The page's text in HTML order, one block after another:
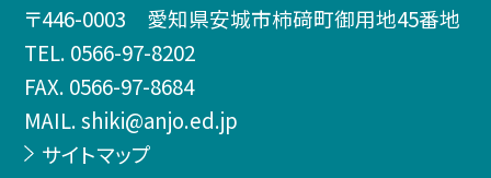
〒446-0003 愛知県安城市柿𥔎町御用地45番地
TEL. 0566-97-8202
FAX. 0566-97-8684
MAIL. shiki@anjo.ed.jp
サイトマップ